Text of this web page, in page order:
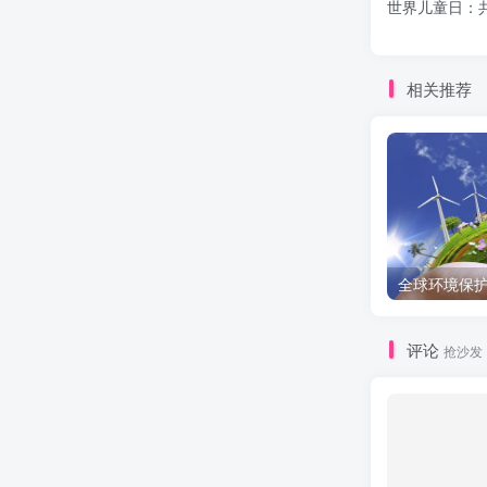
世界儿童日：
相关推荐
评论 抢沙发